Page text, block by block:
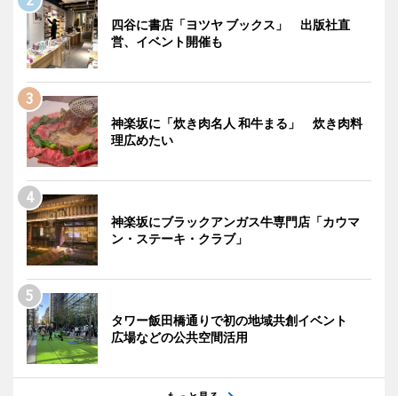
四谷に書店「ヨツヤ ブックス」 出版社直
営、イベント開催も
神楽坂に「炊き肉名人 和牛まる」 炊き肉料
理広めたい
神楽坂にブラックアンガス牛専門店「カウマ
ン・ステーキ・クラブ」
タワー飯田橋通りで初の地域共創イベント
広場などの公共空間活用